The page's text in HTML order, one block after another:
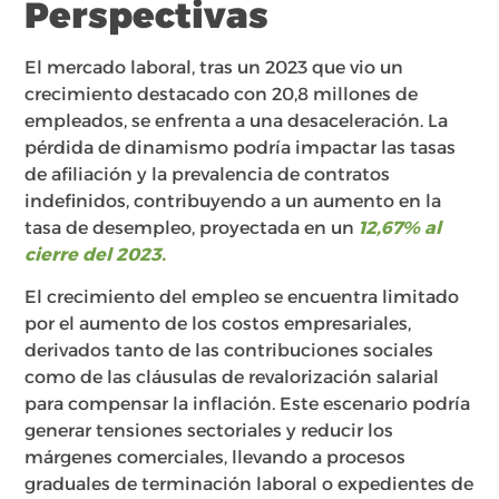
Perspectivas
El mercado laboral, tras un 2023 que vio un
crecimiento destacado con 20,8 millones de
empleados, se enfrenta a una desaceleración. La
pérdida de dinamismo podría impactar las tasas
de afiliación y la prevalencia de contratos
indefinidos, contribuyendo a un aumento en la
tasa de desempleo, proyectada en un 12,67% al
cierre del 2023.
El crecimiento del empleo se encuentra limitado
por el aumento de los costos empresariales,
derivados tanto de las contribuciones sociales
como de las cláusulas de revalorización salarial
para compensar la inflación. Este escenario podría
generar tensiones sectoriales y reducir los
márgenes comerciales, llevando a procesos
graduales de terminación laboral o expedientes de